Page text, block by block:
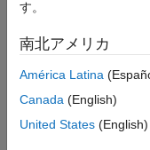
Diagnostics
Repair bus selections
ON THIS PAGE
Description
Settings
The
the diagnostic
hierarchy break
blocks. By default,
Settings
す。
南北アメリカ
América Latina
Canada (English)
United States (English)